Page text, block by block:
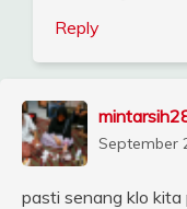
Reply
September
pasti senang klo kita